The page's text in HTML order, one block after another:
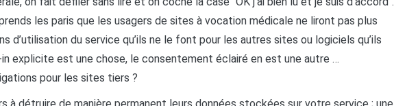
les paris que les usagers de sites à vocation médicale ne liront pas plus
d’utilisation du service qu’ils ne le font pour les autres sites ou logiciels qu’ils
explicite est une chose, le consentement éclairé en est une autre …
pour les sites tiers ?